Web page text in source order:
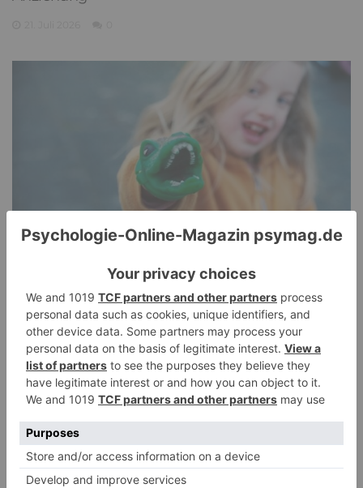
Pathological Demand Avoidance: Umgang mit
PANDA-Kindern – Kinder mit starkem
Autonomiebedürfnis (2)
15. Juli 2026 0